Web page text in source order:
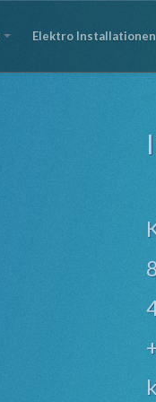
Elektro Installationen